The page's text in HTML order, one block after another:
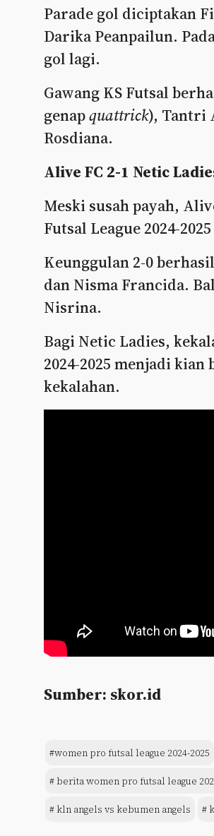
Parade gol diciptakan
Darika Peanpailun.
gol lagi.
Gawang KS Futsal
genapquattrick), Tantri
Rosdiana.
Alive FC 2-1 Netic
Meski susah payah,
Futsal League 2024-
Keunggulan 2-0
dan Nisma Francida.
Nisrina.
Bagi Netic Ladies,
2024-2025 menjadi
kekalahan.
Sumber: skor.id
#women pro futsal league 2024-2025
# berita women pro futsal league
# kln angels vs kebumen angels #